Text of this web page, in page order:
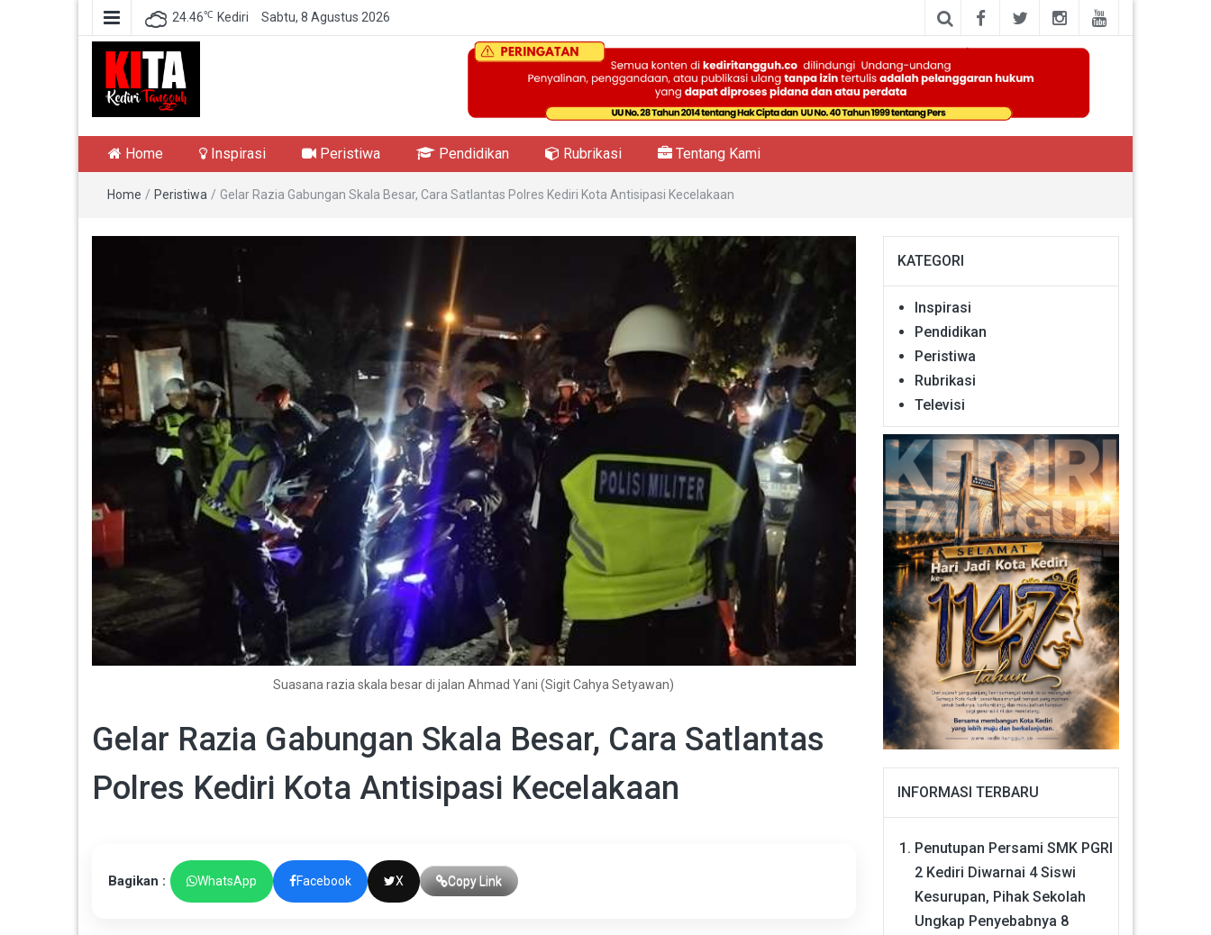
24.46℃ Kediri Sabtu, 8 Agustus 2026
Kediri Tangguh
Home Inspirasi Peristiwa Pendidikan Rubrikasi Tentang Kami
Home / Peristiwa / Gelar Razia Gabungan Skala Besar, Cara Satlantas Polres Kediri Kota Antisipasi Kecelakaan
Suasana razia skala besar di jalan Ahmad Yani (Sigit Cahya Setyawan)
Gelar Razia Gabungan Skala Besar, Cara Satlantas
Polres Kediri Kota Antisipasi Kecelakaan
Bagikan : WhatsApp Facebook X Copy Link
KATEGORI
Inspirasi
Pendidikan
Peristiwa
Rubrikasi
Televisi
INFORMASI TERBARU
Penutupan Persami SMK PGRI
2 Kediri Diwarnai 4 Siswi
Kesurupan, Pihak Sekolah
Ungkap Penyebabnya 8